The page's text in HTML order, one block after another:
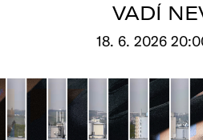
Pro děti
edu
VADÍ
18. 6. 2026